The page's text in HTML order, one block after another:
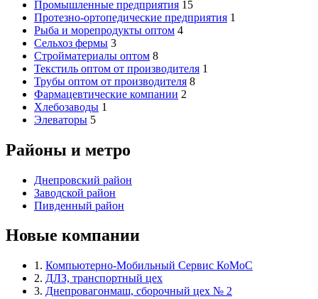
Промышленные предприятия 15
Протезно-ортопедические предприятия 1
Рыба и морепродукты оптом 4
Сельхоз фермы 3
Стройматериалы оптом 8
Текстиль оптом от производителя 1
Трубы оптом от производителя 8
Фармацевтические компании 2
Хлебозаводы 1
Элеваторы 5
Районы и метро
Днепровский район
Заводской район
Пивденный район
Новые компании
1. Компьютерно-Мобильный Сервис КоМоС
2. ДЛЗ, транспортный цех
3. Днепровагонмаш, сборочный цех № 2